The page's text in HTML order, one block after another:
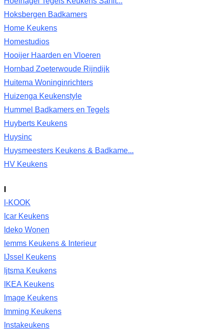
Hoksbergen Badkamers
Home Keukens
Homestudios
Hooijer Haarden en Vloeren
Hornbad Zoeterwoude Rijndijk
Huitema Woninginrichters
Huizenga Keukenstyle
Hummel Badkamers en Tegels
Huyberts Keukens
Huysinc
Huysmeesters Keukens & Badkame...
HV Keukens
I
I-KOOK
Icar Keukens
Ideko Wonen
Iemms Keukens & Interieur
IJssel Keukens
Ijtsma Keukens
IKEA Keukens
Image Keukens
Imming Keukens
Instakeukens